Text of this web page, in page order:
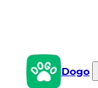
Dogo